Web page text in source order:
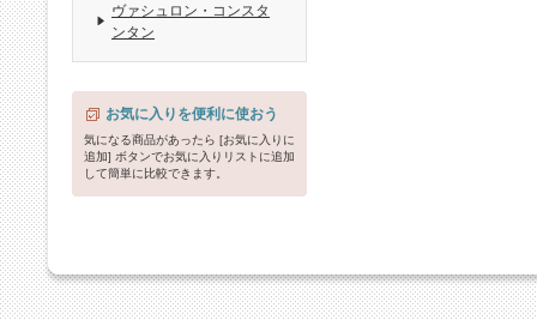
ヴァシュロン・コンスタ
ンタン
お気に入りを便利に使おう
気になる商品があったら [お気に入りに
追加] ボタンでお気に入りリストに追加
して簡単に比較できます。